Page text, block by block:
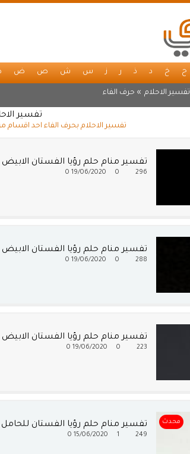
ح خ د ذ ر ز س ش ص ض
تفسير الاحلام » حرف الفاء
تفسير
تفسير الاحلام بحرف الفاء احد اقسام
تفسير منام حلم رؤيا الفستان
296
19/06/2020
0
تفسير منام حلم رؤيا الفستان الابيض
288
19/06/2020
0
تفسير منام حلم رؤيا الفستان الابيض
223
19/06/2020
0
محدث تفسير منام حلم رؤيا الفستان للحامل
249
15/06/2020
0